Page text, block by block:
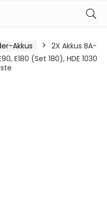
Akkus
2X Akkus BA-
E180 (Set 180), HDE 1030